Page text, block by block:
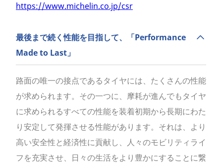
https://www.michelin.co.jp/csr
最後まで続く性能を目指して、「Performance
Made to Last」
路面の唯一の接点であるタイヤには、たくさんの性能
が求められます。その一つに、摩耗が進んでもタイヤ
に求められるすべての性能を装着初期から長期にわた
り安定して発揮させる性能があります。それは、より
高い安全性と経済性に貢献し、人々のモビリティライ
フを充実させ、日々の生活をより豊かにすることに繋